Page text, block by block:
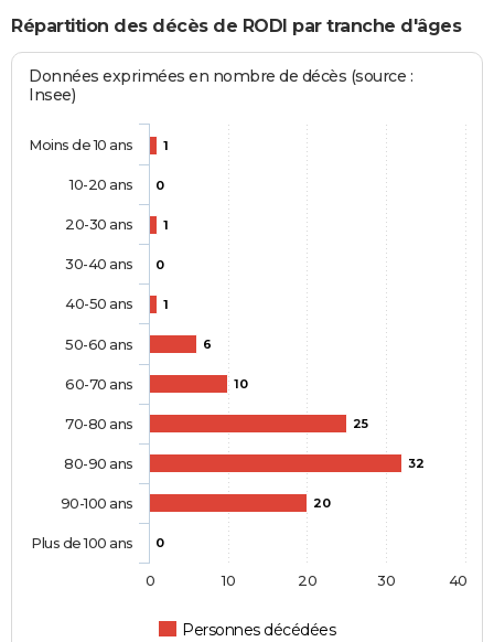
Répartition des décès de RODI par tranche d'âges
Données exprimées en nombre de décès (source :
Insee)
1
0
1
0
1
6
10
25
32
20
0
Personnes décédées
Moins de 10 ans
10-20 ans
20-30 ans
30-40 ans
40-50 ans
50-60 ans
60-70 ans
70-80 ans
80-90 ans
90-100 ans
Plus de 100 ans
0 10 20 30 40